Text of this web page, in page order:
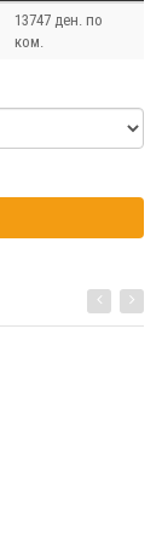
13747 ден. по
ком.